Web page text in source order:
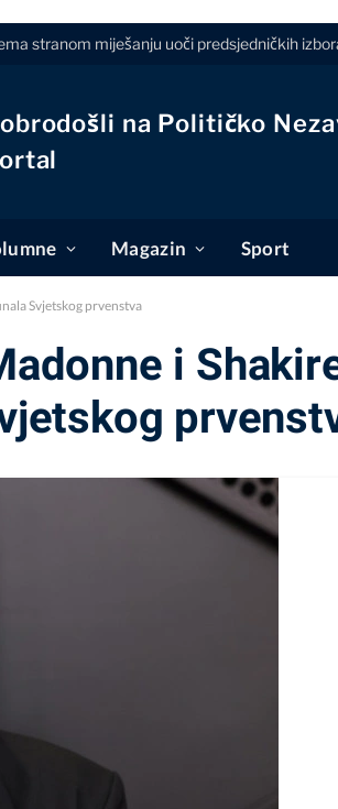
stranom miješanju uoči predsjedničkih
na Političko
Magazin Sport
Svjetskog prvenstva
i